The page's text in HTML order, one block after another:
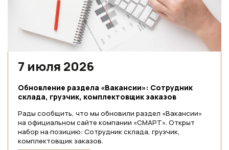
7 июля 2026
Обновление раздела «Вакансии»: Сотрудник
склада, грузчик, комплектовщик заказов
Рады сообщить, что мы обновили раздел «Вакансии»
на официальном сайте компании «СМАРТ». Открыт
набор на позицию: Сотрудник склада, грузчик,
комплектовщик заказов.